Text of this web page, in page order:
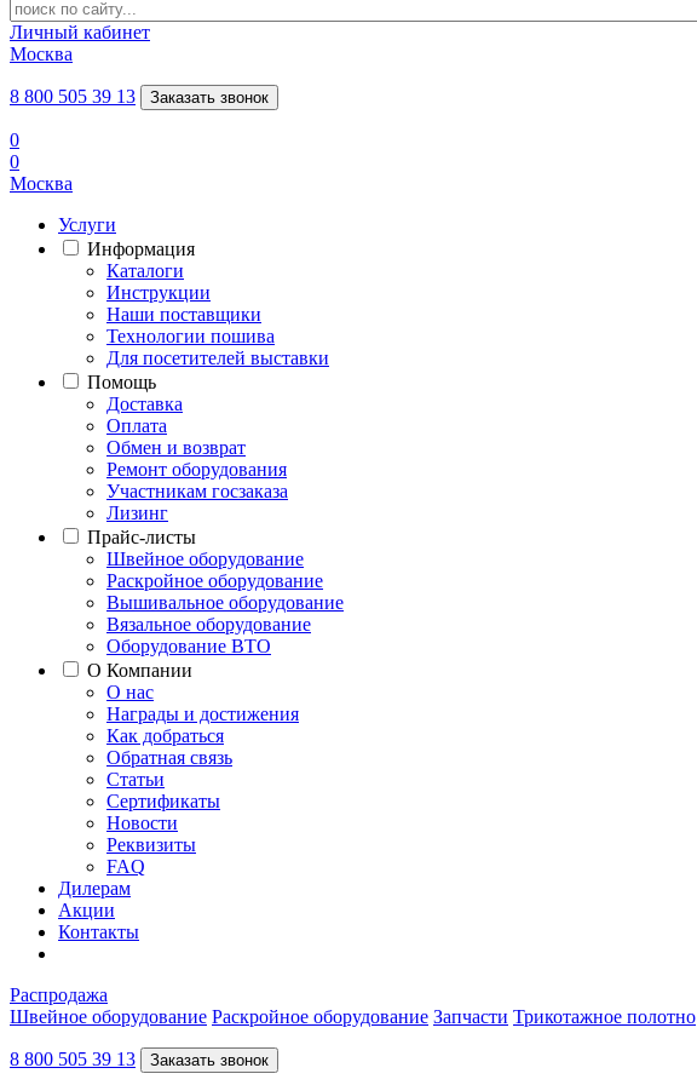
Личный кабинет
Москва
8 800 505 39 13 Заказать звонок
0
0
Москва
Услуги
Информация
Каталоги
Инструкции
Наши поставщики
Технологии пошива
Для посетителей выставки
Помощь
Доставка
Оплата
Обмен и возврат
Ремонт оборудования
Участникам госзаказа
Лизинг
Прайс-листы
Швейное оборудование
Раскройное оборудование
Вышивальное оборудование
Вязальное оборудование
Оборудование ВТО
О Компании
О нас
Награды и достижения
Как добраться
Обратная связь
Статьи
Сертификаты
Новости
Реквизиты
FAQ
Дилерам
Акции
Контакты
Распродажа
Швейное оборудование Раскройное оборудование Запчасти Трикотажное полотно
8 800 505 39 13 Заказать звонок